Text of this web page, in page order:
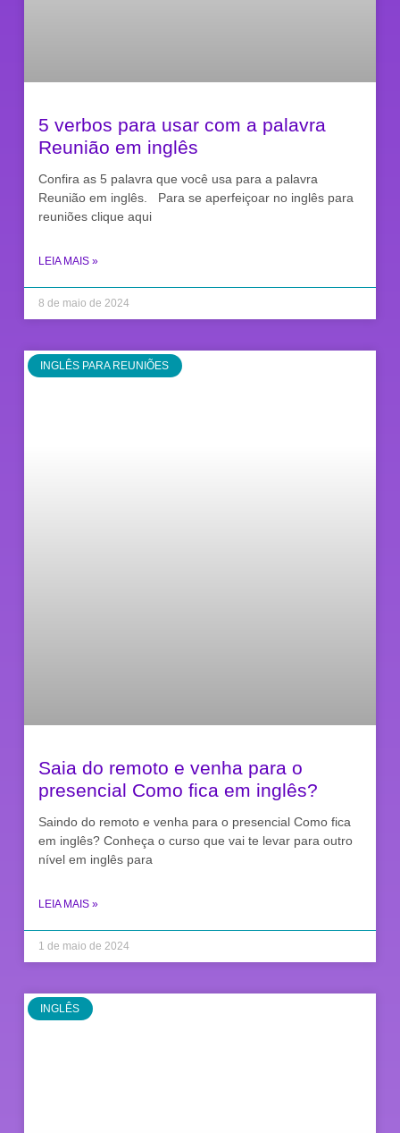
5 verbos para usar com a palavra
Reunião em inglês
Confira as 5 palavra que você usa para a palavra
Reunião em inglês. Para se aperfeiçoar no inglês para
reuniões clique aqui
LEIA MAIS »
8 de maio de 2024
INGLÊS PARA REUNIÕES
Saia do remoto e venha para o
presencial Como fica em inglês?
Saindo do remoto e venha para o presencial Como fica
em inglês? Conheça o curso que vai te levar para outro
nível em inglês para
LEIA MAIS »
1 de maio de 2024
INGLÊS